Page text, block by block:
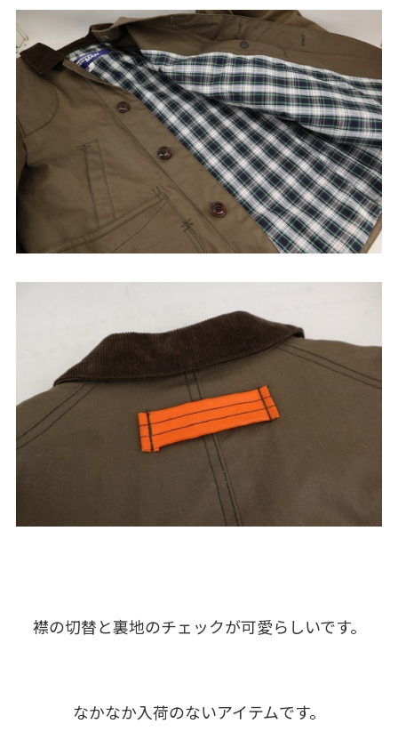
襟の切替と裏地のチェックが可愛らしいです。
なかなか入荷のないアイテムです。